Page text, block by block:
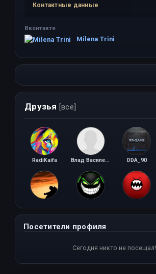
Контактные данные
Вконтакте
Milena Trini
Друзья [все]
RadiKaifa Влад Василевич DDA_90
Посетители профиля
Сегодня никто не посещал!